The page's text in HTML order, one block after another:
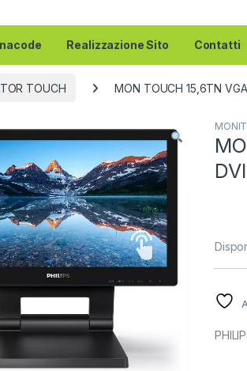
Realizzazione Sito Contatti
TOUCH MON TOUCH 15,6TN